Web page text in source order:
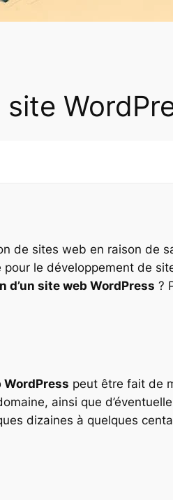
de sites web en raison de
le développement de
d’un site web WordPress ?
peut être fait de
ainsi que
dizaines à quelques